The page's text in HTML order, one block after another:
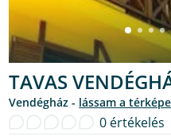
TAVAS
Vendégház - lássam a
0 értékelés